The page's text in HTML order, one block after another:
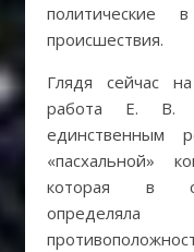
происшествия.
Глядя сейчас
работа Е. В.
единственным
«пасхальной»
которая в